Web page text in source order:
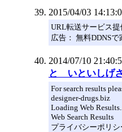
2015/04/03
URL転送サービス提
広告： 無料DDNSで
2014/07/10
と いといしげさ
For search results
designer-drugs.biz
Loading Web Results....
Web Search Results
プライバシーポリシ